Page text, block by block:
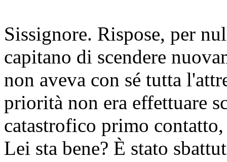
Sissignore. Rispose, per
capitano di scendere
non aveva con sé tutta
priorità non era effettuare
catastrofico primo
Lei sta bene? È stato